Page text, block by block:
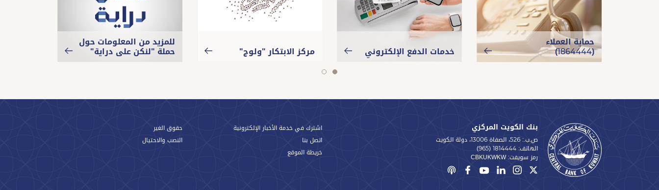
حماية العملاء
(1864444) خدمات الدفع الإلكتروني مركز الابتكار "ولوج"
للمزيد من المعلومات حول
حملة "لنكن على دراية"
1
2
بنك الكويت المركزي
ص.ب.: 526، الصفاة 13006، دولة الكويت
الهاتف: (965) 1814444
رمز سويفت:CBKUKWKW
اشترك في خدمة الأخبار الإلكترونية
اتصل بنا
خريطة الموقع
حقوق الغير
النصب والاحتيال